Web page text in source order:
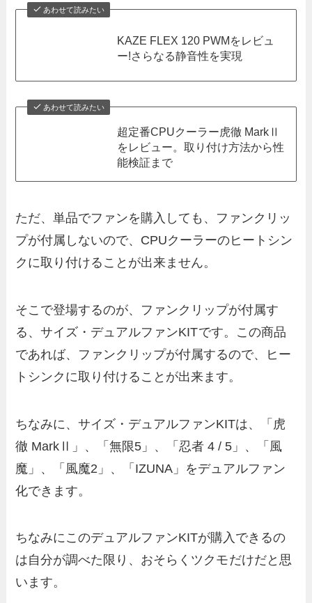
あわせて読みたい
KAZE FLEX 120 PWMをレビュ
ー!さらなる静音性を実現
あわせて読みたい
超定番CPUクーラー虎徹 MarkⅡ
をレビュー。取り付け方法から性
能検証まで
ただ、単品でファンを購入しても、ファンクリッ
プが付属しないので、CPUクーラーのヒートシン
クに取り付けることが出来ません。
そこで登場するのが、ファンクリップが付属す
る、サイズ・デュアルファンKITです。この商品
であれば、ファンクリップが付属するので、ヒー
トシンクに取り付けることが出来ます。
ちなみに、サイズ・デュアルファンKITは、「虎
徹 MarkⅡ」、「無限5」、「忍者 4 / 5」、「風
魔」、「風魔2」、「IZUNA」をデュアルファン
化できます。
ちなみにこのデュアルファンKITが購入できるの
は自分が調べた限り、おそらくツクモだけだと思
います。